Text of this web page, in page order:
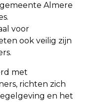
Almere
voor
ook veilig zijn
met
richten zich
en het